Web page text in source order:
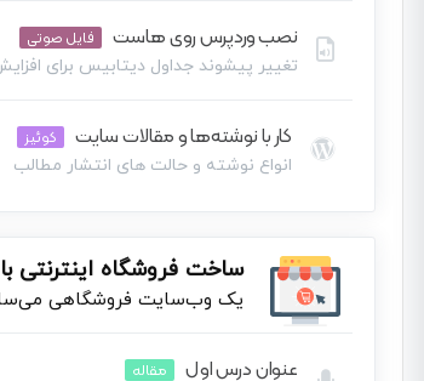
نمایشگر
ویدیو
نصب وردپرس روی هاست فایل صوتی
تغییر پیشوند جداول دیتابیس برای
این بخش خصوصی می باشد. برای دسترسی کامل به
کار با نوشته‌ها و مقالات سایت کوئیز
انواع نوشته و حالت های انتشار مطالب
ساخت فروشگاه اینترنتی
یک وب‌سایت فروشگاهی
عنوان درس اول مقاله